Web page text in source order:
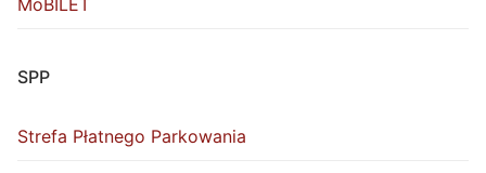
SPP
Strefa Płatnego Parkowania